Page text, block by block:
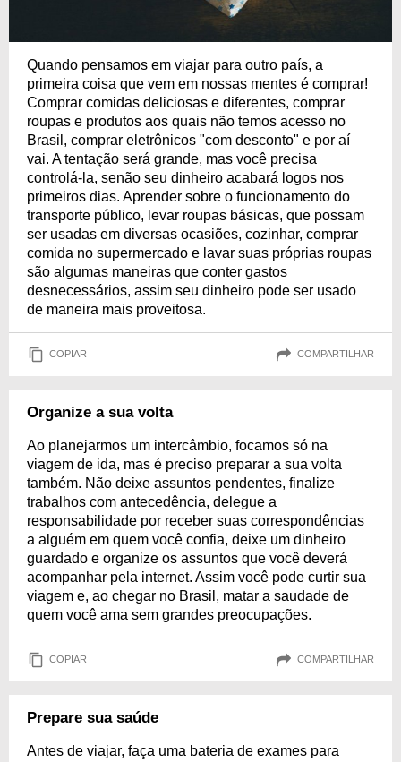
Quando pensamos em viajar para outro país, a
primeira coisa que vem em nossas mentes é comprar!
Comprar comidas deliciosas e diferentes, comprar
roupas e produtos aos quais não temos acesso no
Brasil, comprar eletrônicos "com desconto" e por aí
vai. A tentação será grande, mas você precisa
controlá-la, senão seu dinheiro acabará logos nos
primeiros dias. Aprender sobre o funcionamento do
transporte público, levar roupas básicas, que possam
ser usadas em diversas ocasiões, cozinhar, comprar
comida no supermercado e lavar suas próprias roupas
são algumas maneiras que conter gastos
desnecessários, assim seu dinheiro pode ser usado
de maneira mais proveitosa.
COPIAR COMPARTILHAR
Organize a sua volta
Ao planejarmos um intercâmbio, focamos só na
viagem de ida, mas é preciso preparar a sua volta
também. Não deixe assuntos pendentes, finalize
trabalhos com antecedência, delegue a
responsabilidade por receber suas correspondências
a alguém em quem você confia, deixe um dinheiro
guardado e organize os assuntos que você deverá
acompanhar pela internet. Assim você pode curtir sua
viagem e, ao chegar no Brasil, matar a saudade de
quem você ama sem grandes preocupações.
COPIAR COMPARTILHAR
Prepare sua saúde
Antes de viajar, faça uma bateria de exames para